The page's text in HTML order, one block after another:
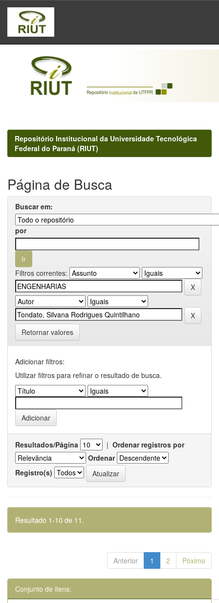
Skip
navigation
Repositório Institucional da Universidade Tecnológica
Federal do Paraná (RIUT)
Página de Busca
Buscar em:
por
Filtros correntes:
Retornar valores
Adicionar filtros:
Utilizar filtros para refinar o resultado de busca.
Resultados/Página | Ordenar registros por
Ordenar
Registro(s)
Resultado 1-10 de 11.
Anterior 1 2 Póximo
Conjunto de itens: